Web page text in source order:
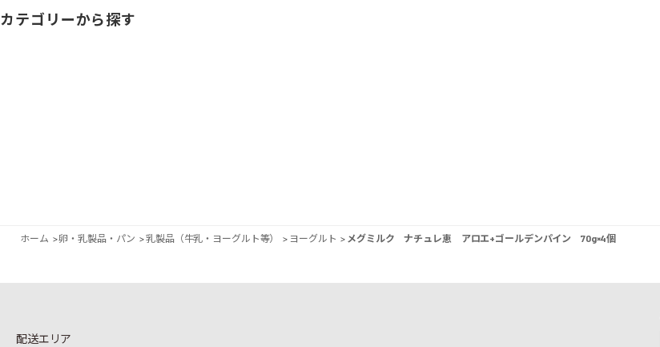
カテゴリーから探す
ホーム >卵・乳製品・パン >乳製品（牛乳・ヨーグルト等） > ヨーグルト > メグミルク ナチュレ恵 アロエ+ゴールデンパイン 70g×4個
配送エリア